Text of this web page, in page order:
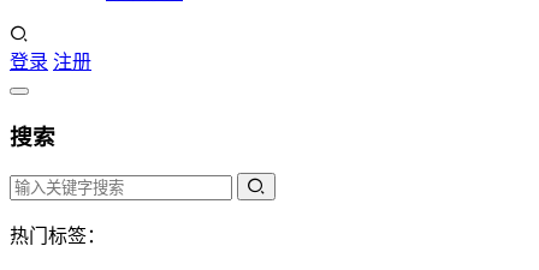
登录 注册
搜索
热门标签：